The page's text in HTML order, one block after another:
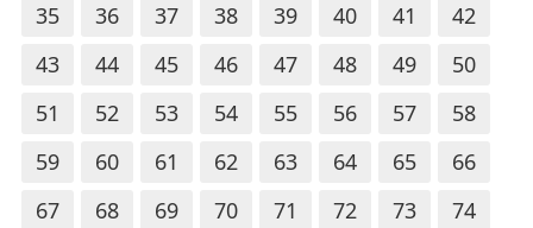
35
36 37 38 39 40 41
42
43
44 45 46 47 48 49
50
51
52 53 54 55 56 57
58
59
60 61 62 63 64 65
66
67
68 69 70 71 72 73
74